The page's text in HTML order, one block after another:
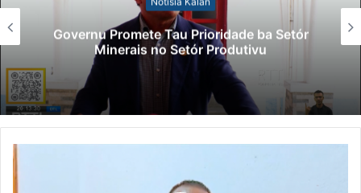
Governu Promete Tau Prioridade ba Setór
Minerais no Setór Produtivu